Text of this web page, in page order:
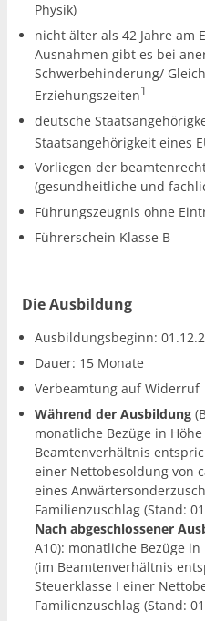
Physik)
nicht älter als 42 Jahre am
Ausnahmen gibt es bei
Schwerbehinderung/
Erziehungszeiten1
deutsche
Staatsangehörigkeit eines
Vorliegen der
(gesundheitliche und
Führungszeugnis ohne
Führerschein Klasse B
Die Ausbildung
Ausbildungsbeginn:
Dauer: 15 Monate
Verbeamtung auf Widerruf
Während der Ausbildung
monatliche Bezüge in
Beamtenverhältnis
einer Nettobesoldung von
eines
Familienzuschlag (Stand:
Nach abgeschlossener
A10): monatliche Bezüge
(im Beamtenverhältnis
Steuerklasse I einer
Familienzuschlag (Stand: